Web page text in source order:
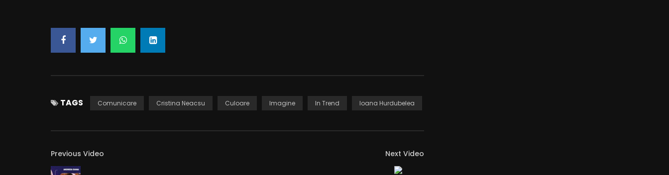
TAGS Comunicare Cristina Neacsu Culoare Imagine In Trend Ioana Hurdubelea
Previous Video Next Video